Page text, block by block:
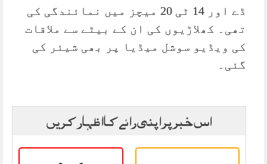
ڈے اور 14 ٹی 20 میچز میں نمائندگی کی
تھی۔ کھلاڑیوں کی ان کے بیٹے سے ملاقات
کی ویڈیو سوشل میڈیا پر بھی شیئر کی
گئی۔
اس خبر پر اپنی رائے کا اظہار کریں